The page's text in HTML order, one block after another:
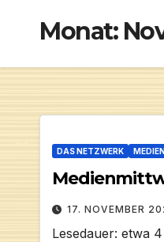
Monat:
DAS NETZWERK
17. NOVEMBER
Lesedauer: etwa